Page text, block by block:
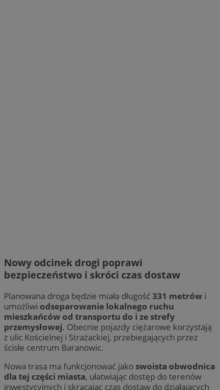
Nowy odcinek drogi poprawi
bezpieczeństwo i skróci czas dostaw
Planowana droga będzie miała długość331 metrów i
umożliwi odseparowanie lokalnego ruchu
mieszkańców od transportu do i ze strefy
przemysłowej. Obecnie pojazdy ciężarowe korzystają
z ulic Kościelnej i Strażackiej, przebiegających przez
ścisłe centrum Baranowic.
Nowa trasa ma funkcjonować jako swoista obwodnica
dla tej części miasta, ułatwiając dostęp do terenów
inwestycyjnych i skracając czas dostaw do działających